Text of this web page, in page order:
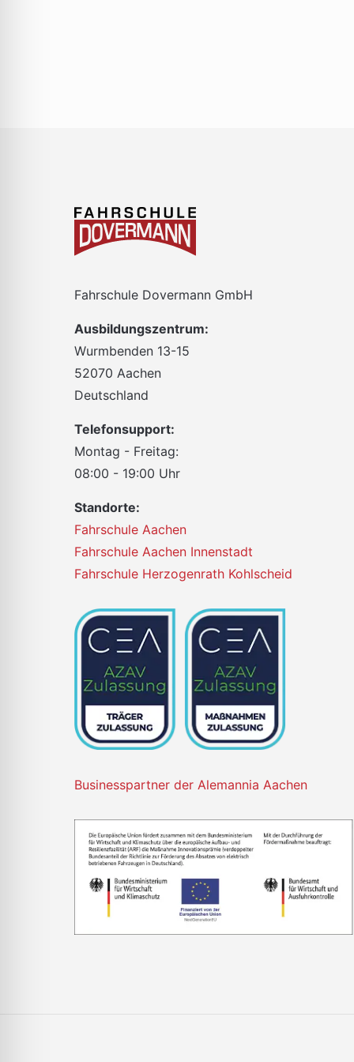
Fahrschule Dovermann GmbH
Ausbildungszentrum:
Wurmbenden 13-15
52070 Aachen
Deutschland
Telefonsupport:
Montag - Freitag:
08:00 - 19:00 Uhr
Standorte:
Fahrschule Aachen
Fahrschule Aachen Innenstadt
Fahrschule Herzogenrath Kohlscheid
Businesspartner der Alemannia Aachen